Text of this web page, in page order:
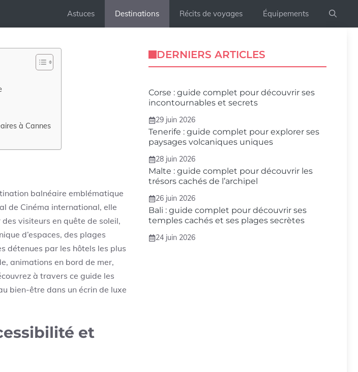
Astuces Destinations Récits de voyages Équipements
à Cannes
balnéaire emblématique
de Cinéma international, elle
visiteurs en quête de soleil,
d’espaces, des plages
détenues par les hôtels les plus
animations en bord de mer,
à travers ce guide les
bien-être dans un écrin de luxe
et
DERNIERS ARTICLES
Corse : guide complet pour découvrir ses
incontournables et secrets
29 juin 2026
Tenerife : guide complet pour explorer ses
paysages volcaniques uniques
28 juin 2026
Malte : guide complet pour découvrir les
trésors cachés de l’archipel
26 juin 2026
Bali : guide complet pour découvrir ses
temples cachés et ses plages secrètes
24 juin 2026